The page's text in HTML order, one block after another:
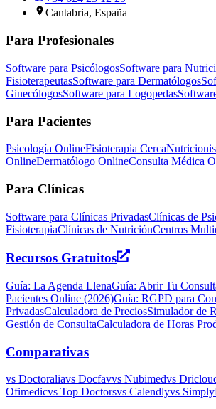
Cantabria, España
Para Profesionales
Software para PsicólogosSoftware para
FisioterapeutasSoftware para Dermatólogos
GinecólogosSoftware para Logopedas
Para Pacientes
Psicología OnlineFisioterapia Cerca
OnlineDermatólogo OnlineConsulta Médica
Para Clínicas
Software para Clínicas PrivadasClínicas de
FisioterapiaClínicas de NutriciónCentros
Recursos Gratuitos
Guía: La Agenda LlenaGuía: Abrir Tu
Pacientes Online (2026)Guía: RGPD para
PrivadasCalculadora de PreciosSimulador de
Gestión de ConsultaCalculadora de Horas
Comparativas
vs Doctoraliavs Docfavvs Nubimedvs
Ofimedicvs Top Doctorsvs Calendlyvs